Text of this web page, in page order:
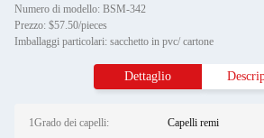
Numero di modello: BSM-342
Prezzo: $57.50/pieces
Imballaggi particolari: sacchetto in pvc/ cartone
Dettaglio
1Grado dei capelli: Capelli remi